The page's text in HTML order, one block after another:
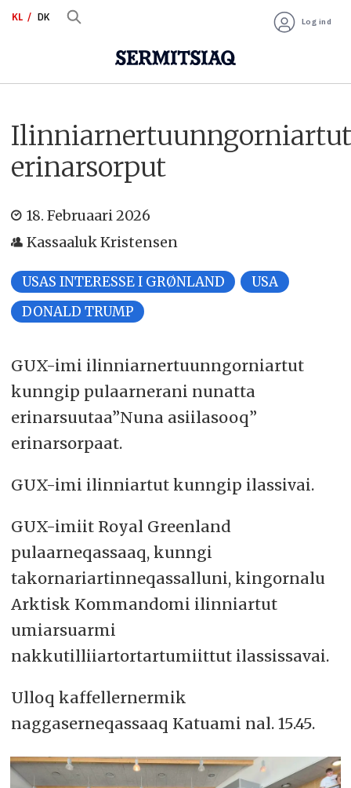
KL DK Log ind
Ilinniarnertuunngorniartut
erinarsorput
18. Februaari 2026
Kassaaluk Kristensen
USAS INTERESSE I GRØNLAND
USA
DONALD TRUMP
GUX-imi ilinniarnertuunngorniartut
kunngip pulaarnerani nunatta
erinarsuutaa”Nuna asiilasooq”
erinarsorpaat.
GUX-imi ilinniartut kunngip ilassivai.
GUX-imiit Royal Greenland
pulaarneqassaaq, kunngi
takornariartinneqassalluni, kingornalu
Arktisk Kommandomi ilinniartut
umiarsuarmi
nakkutilliiartortartumiittut ilassissavai.
Ulloq kaffellernermik
naggaserneqassaaq Katuami nal. 15.45.